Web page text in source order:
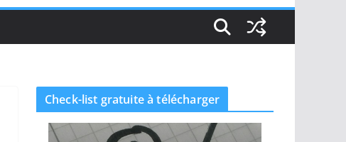
Check-list gratuite à télécharger